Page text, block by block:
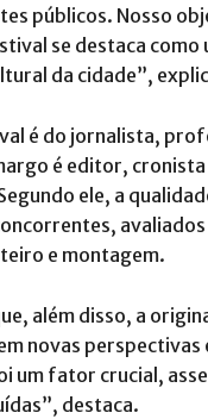
públicos. Nosso
se destaca
da cidade”,
é do jornalista,
é editor,
ele, a
e montagem.
além disso, a
novas
um fator crucial,
destaca.